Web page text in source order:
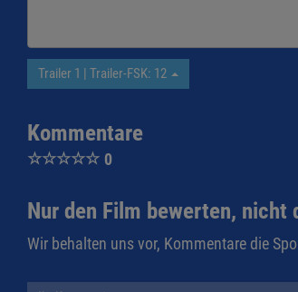
Trailer 1 | Trailer-FSK: 12
Kommentare
☆☆☆☆☆ 0
Nur den Film bewerten, nicht
Wir behalten uns vor, Kommentare die